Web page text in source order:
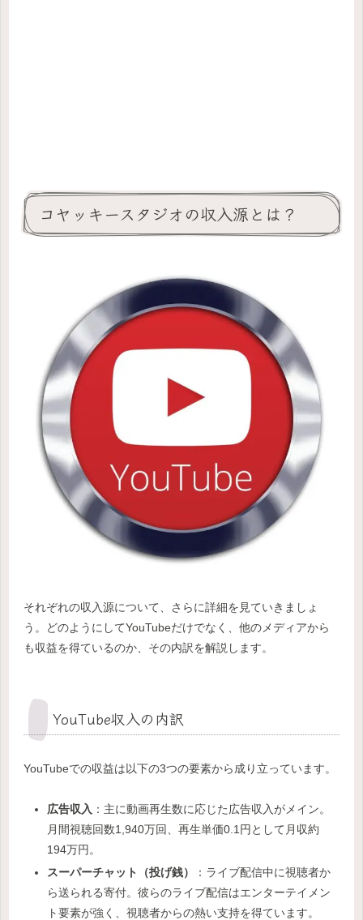
コヤッキースタジオの収入源とは？
それぞれの収入源について、さらに詳細を見ていきましょ
う。どのようにしてYouTubeだけでなく、他のメディアから
も収益を得ているのか、その内訳を解説します。
YouTube収入の内訳
YouTubeでの収益は以下の3つの要素から成り立っています。
広告収入 ：主に動画再生数に応じた広告収入がメイン。
月間視聴回数1,940万回、再生単価0.1円として月収約
194万円。
スーパーチャット（投げ銭）
：ライブ配信中に視聴者か
ら送られる寄付。彼らのライブ配信はエンターテイメン
ト要素が強く、視聴者からの熱い支持を得ています。